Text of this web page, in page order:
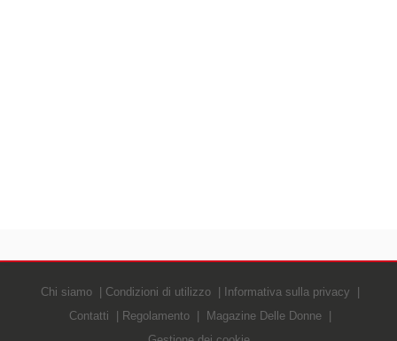
Chi siamo Condizioni di utilizzo
Informativa sulla privacy
Contatti
Regolamento
Magazine Delle Donne